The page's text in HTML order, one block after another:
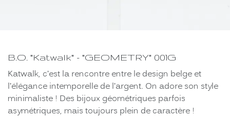
B.O. "Katwalk" - "GEOMETRY" 001G
Katwalk, c’est la rencontre entre le design belge et
l’élégance intemporelle de l’argent. On adore son style
minimaliste ! Des bijoux géométriques parfois
asymétriques, mais toujours plein de caractère !